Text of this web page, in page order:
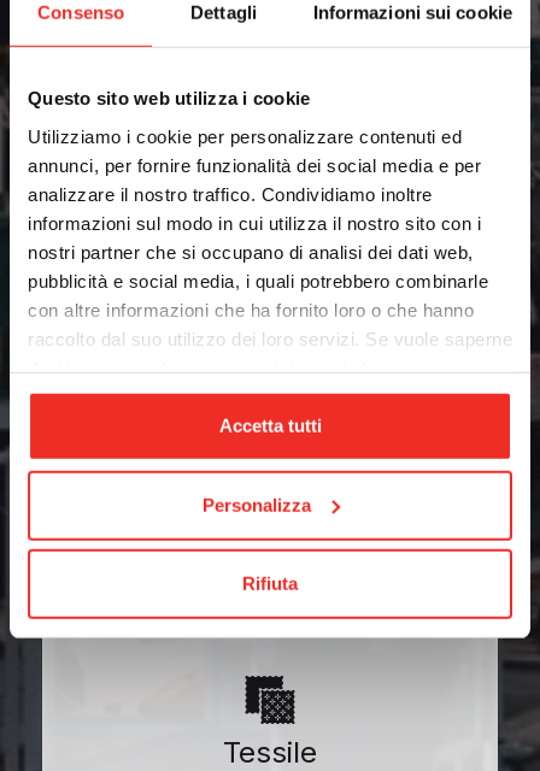
Consenso Dettagli Informazioni sui cookie
Questo sito web utilizza i cookie
Utilizziamo i cookie per personalizzare contenuti ed
annunci, per fornire funzionalità dei social media e per
analizzare il nostro traffico. Condividiamo inoltre
informazioni sul modo in cui utilizza il nostro sito con i
nostri partner che si occupano di analisi dei dati web,
pubblicità e social media, i quali potrebbero combinarle
con altre informazioni che ha fornito loro o che hanno
raccolto dal suo utilizzo dei loro servizi. Se vuole saperne
cookieclicchi qui. Il consenso può essere espresso
cliccando sul tasto “Accetta tutti”. Se non vuole i cookie
di profilazione può negare il consenso sul tasto “Rifiuta".
Accetta tutti
Personalizza
Rifiuta
Packaging
Tessile